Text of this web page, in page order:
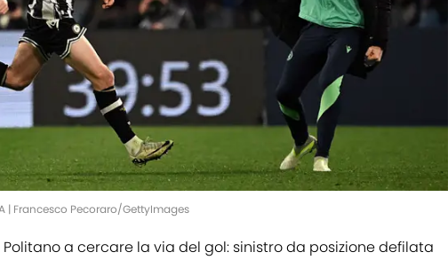
| Francesco Pecoraro/GettyImages
a cercare la via del gol: sinistro da posizione defilata